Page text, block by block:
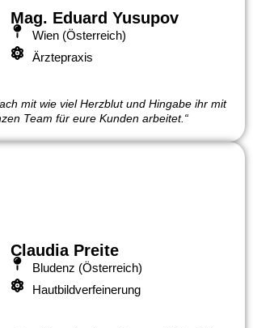
Mag. Eduard Yusupov
Wien (Österreich)
Ärztepraxis
mit wie viel Herzblut und Hingabe ihr mit
Team für eure Kunden arbeitet.“
Claudia Preite
Bludenz (Österreich)
Hautbildverfeinerung